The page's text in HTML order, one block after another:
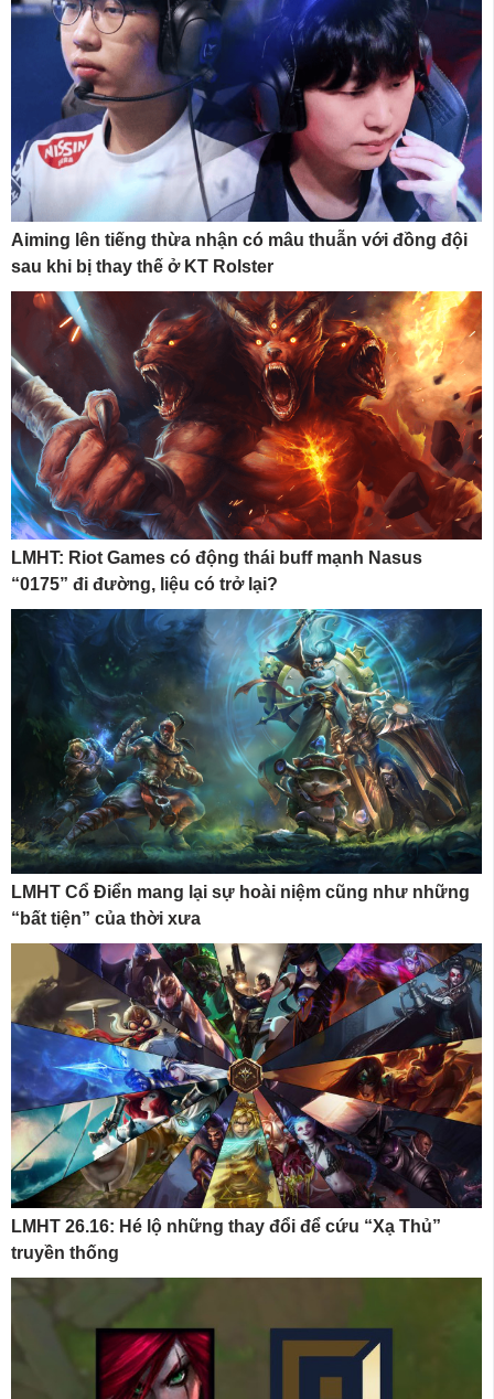
Aiming lên tiếng thừa nhận có mâu thuẫn với đồng đội
sau khi bị thay thế ở KT Rolster
LMHT: Riot Games có động thái buff mạnh Nasus
“0175” đi đường, liệu có trở lại?
LMHT Cổ Điển mang lại sự hoài niệm cũng như những
“bất tiện” của thời xưa
LMHT 26.16: Hé lộ những thay đổi để cứu “Xạ Thủ”
truyền thống